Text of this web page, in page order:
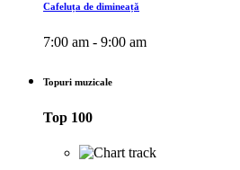
Cafeluța de dimineață
7:00 am - 9:00 am
Topuri muzicale
Top 100